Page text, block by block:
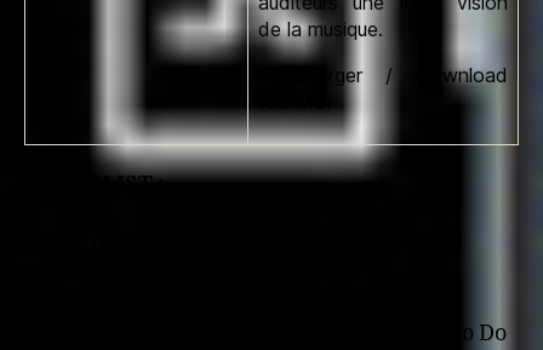
de la musique.
Télécharger / Download
TRACKLIST :
04. Double XX Posse – Not Gonna Be Able To Do